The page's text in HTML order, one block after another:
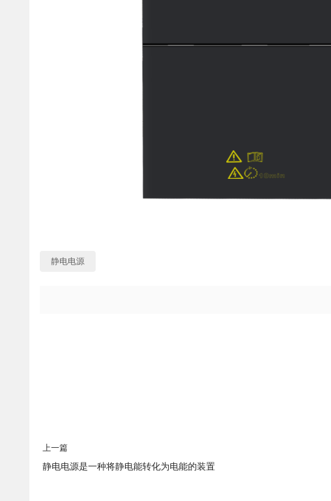
静电电源
上一篇
静电电源是一种将静电能转化为电能的装置